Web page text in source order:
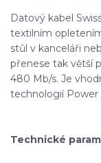
Datový kabel
textilním
stůl v kanceláři
přenese tak větší
480 Mb/s. Je
technologií Power
Technické